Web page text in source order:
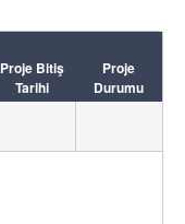
Proje Bitiş
Tarihi
Proje
Durumu